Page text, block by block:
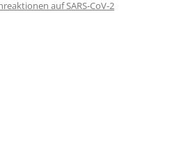
auf SARS-CoV-2